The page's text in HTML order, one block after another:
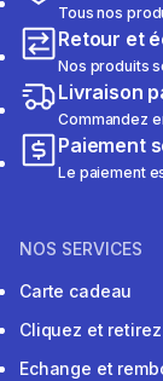
Tous nos
Retour et
Nos produits
Livraison
Commandez
Paiement
Le paiement
NOS SERVICES
Carte cadeau
Cliquez et retirez
Echange et